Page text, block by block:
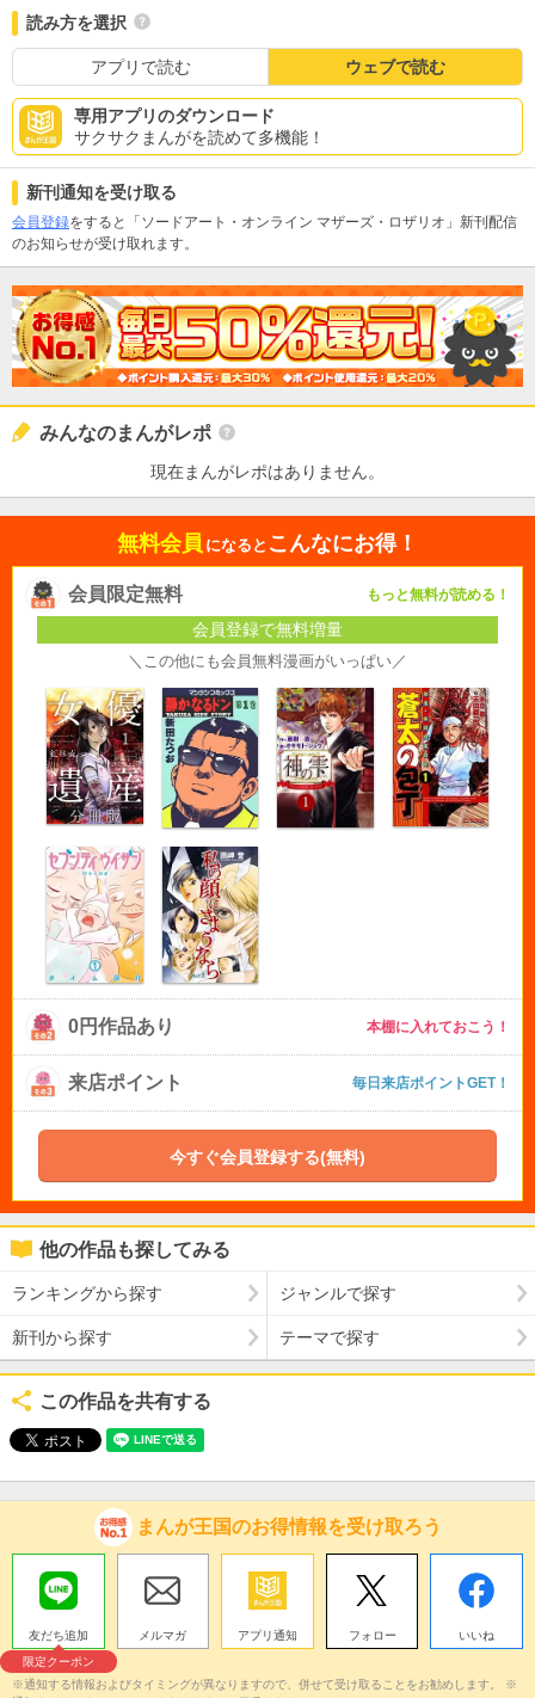
読み方を選択
アプリで読む ウェブで読む
専用アプリのダウンロード
サクサクまんがを読めて多機能！
新刊通知を受け取る
会員登録をすると「ソードアート・オンライン マザーズ・ロザリオ」新刊配信
のお知らせが受け取れます。
みんなのまんがレポ
現在まんがレポはありません。
無料会員 になると こんなにお得！
会員限定無料 もっと無料が読める！
会員登録で無料増量
＼この他にも会員無料漫画がいっぱい／
0円作品あり 本棚に入れておこう！
来店ポイント 毎日来店ポイントGET！
今すぐ会員登録する(無料)
他の作品も探してみる
ランキングから探す ジャンルで探す
新刊から探す テーマで探す
この作品を共有する
まんが王国のお得情報を受け取ろう
友だち追加
限定クーポン
メルマガ アプリ通知 フォロー いいね
※通知する情報およびタイミングが異なりますので、併せて受け取ることをお勧めします。 ※